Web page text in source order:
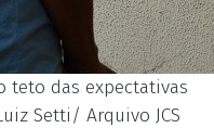
teto das expectativas
Setti/ Arquivo JCS